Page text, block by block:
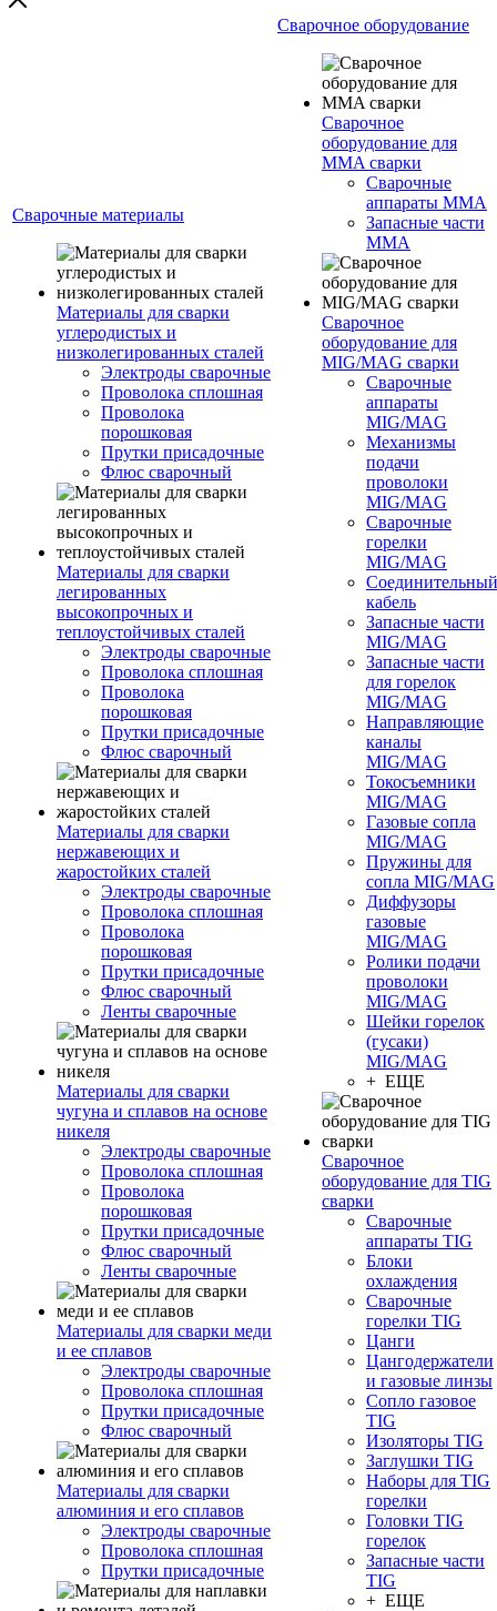
Сварочные материалы
Материалы для сварки
углеродистых и
низколегированных сталей
Электроды сварочные
Проволока сплошная
Проволока
порошковая
Прутки присадочные
Флюс сварочный
Материалы для сварки
легированных
высокопрочных и
теплоустойчивых сталей
Электроды сварочные
Проволока сплошная
Проволока
порошковая
Прутки присадочные
Флюс сварочный
Материалы для сварки
нержавеющих и
жаростойких сталей
Электроды сварочные
Проволока сплошная
Проволока
порошковая
Прутки присадочные
Флюс сварочный
Ленты сварочные
Материалы для сварки
чугуна и сплавов на основе
никеля
Электроды сварочные
Проволока сплошная
Проволока
порошковая
Прутки присадочные
Флюс сварочный
Ленты сварочные
Материалы для сварки меди
и ее сплавов
Электроды сварочные
Проволока сплошная
Прутки присадочные
Флюс сварочный
Материалы для сварки
алюминия и его сплавов
Электроды сварочные
Проволока сплошная
Прутки присадочные
Сварочное оборудование
Сварочное
оборудование для
MMA сварки
Сварочные
аппараты MMA
Запасные части
MMA
Сварочное
оборудование для
MIG/MAG сварки
Сварочные
аппараты
MIG/MAG
Механизмы
подачи
проволоки
MIG/MAG
Сварочные
горелки
MIG/MAG
Соединительный
кабель
Запасные части
MIG/MAG
Запасные части
для горелок
MIG/MAG
Направляющие
каналы
MIG/MAG
Токосъемники
MIG/MAG
Газовые сопла
MIG/MAG
Пружины для
сопла MIG/MAG
Диффузоры
газовые
MIG/MAG
Ролики подачи
проволоки
MIG/MAG
Шейки горелок
(гусаки)
MIG/MAG
+ ЕЩЕ
Сварочное
оборудование для TIG
сварки
Сварочные
аппараты TIG
Блоки
охлаждения
Сварочные
горелки TIG
Цанги
Цангодержатели
и газовые линзы
Сопло газовое
TIG
Изоляторы TIG
Заглушки TIG
Наборы для TIG
горелки
Головки TIG
горелок
Запасные части
TIG
+ ЕЩЕ